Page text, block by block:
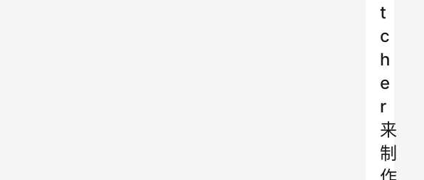
t
c
h
e
r
来
制